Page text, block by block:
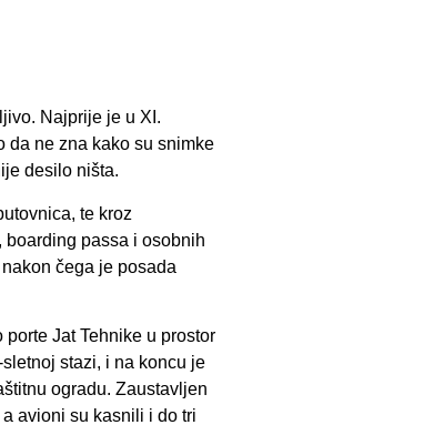
Najprije je u XI.
da ne zna kako su snimke
desilo ništa.
te kroz
boarding passa i osobnih
čega je posada
Jat Tehnike u prostor
stazi, i na koncu je
ogradu. Zaustavljen
avioni su kasnili i do tri